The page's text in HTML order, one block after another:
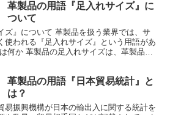
一般的なのは、足の構造と遺伝的要因の組
、ハイヒールや他の先端の狭い靴を履くこ
性があります。この症状は、関節炎、怪
によっても引き起こされる可能性があり
革製品の用語『足入れサイズ』に
ついて
ズ』について 革製品を扱う業界では、サ
使われる『足入れサイズ』という用語があ
慮して決定されます。足入れサイズは、靴
すが、同じサイズの靴でも、足入れサイズ
れサイズが小さすぎると、靴がきつくて足
革製品の用語『日本貿易統計』と
は？
易振興機構が日本の輸出入に関する統計を